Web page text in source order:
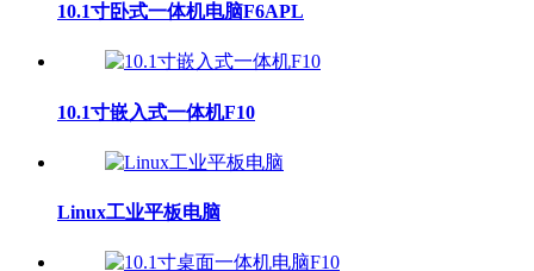
10.1寸卧式一体机电脑F6APL
10.1寸嵌入式一体机F10
Linux工业平板电脑